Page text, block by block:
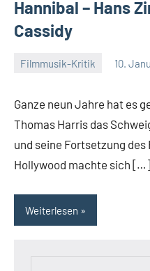
Hannibal – Hans
Cassidy
Filmmusik-Kritik 10.
Ganze neun Jahre hat es
Thomas Harris das
und seine Fortsetzung
Hollywood machte sich […]
Weiterlesen